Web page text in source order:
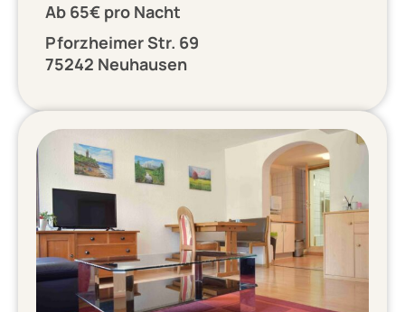
Ab 65€ pro Nacht
Pforzheimer Str. 69
75242 Neuhausen